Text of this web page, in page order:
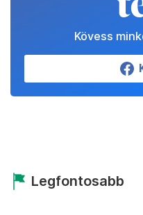
Kövess
Legfontosabb